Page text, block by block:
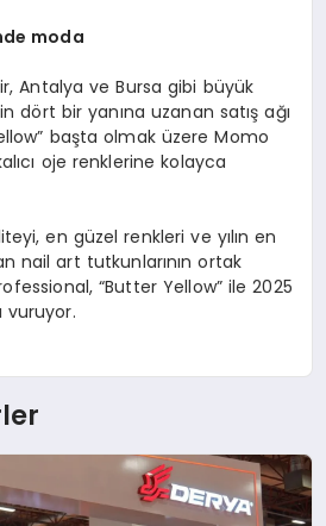
moda
Antalya ve Bursa gibi büyük
dört bir yanına uzanan satış ağı
başta olmak üzere Momo
oje renklerine kolayca
en güzel renkleri ve yılın en
nail art tutkunlarının ortak
“Butter Yellow” ile 2025
vuruyor.